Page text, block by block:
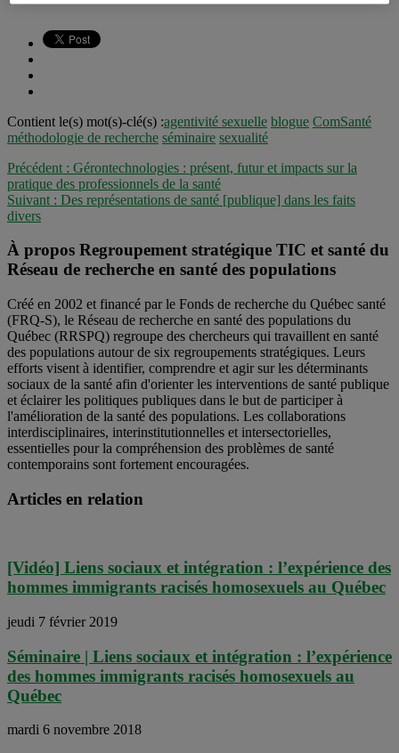
Contient le(s) mot(s)-clé(s) :agentivité sexuelle blogue ComSanté
méthodologie de recherche séminaire sexualité
Précédent : Gérontechnologies : présent, futur et impacts sur la
pratique des professionnels de la santé
Suivant : Des représentations de santé [publique] dans les faits
divers
À propos Regroupement stratégique TIC et santé du
Réseau de recherche en santé des populations
Créé en 2002 et financé par le Fonds de recherche du Québec santé
(FRQ-S), le Réseau de recherche en santé des populations du
Québec (RRSPQ) regroupe des chercheurs qui travaillent en santé
des populations autour de six regroupements stratégiques. Leurs
efforts visent à identifier, comprendre et agir sur les déterminants
sociaux de la santé afin d'orienter les interventions de santé publique
et éclairer les politiques publiques dans le but de participer à
l'amélioration de la santé des populations. Les collaborations
interdisciplinaires, interinstitutionnelles et intersectorielles,
essentielles pour la compréhension des problèmes de santé
contemporains sont fortement encouragées.
Articles en relation
[Vidéo] Liens sociaux et intégration : l’expérience des
hommes immigrants racisés homosexuels au Québec
jeudi 7 février 2019
Séminaire | Liens sociaux et intégration : l’expérience
des hommes immigrants racisés homosexuels au
Québec
mardi 6 novembre 2018